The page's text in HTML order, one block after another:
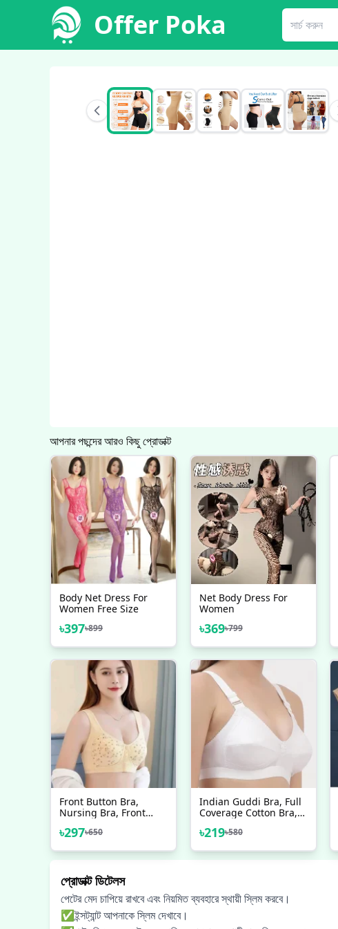
Offer Poka
আপনার পছন্দের আরও কিছু প্রোডাক্ট
Body Net Dress For
Women Free Size
৳397৳899
Net Body Dress For
Women
৳369৳799
Front Button Bra,
Nursing Bra, Front
Yoga Sports Bra, Pure
৳297৳650
Indian Guddi Bra, Full
Coverage Cotton Bra,
For Women, Ladies
৳219৳580
প্রোডাক্ট ডিটেলস
পেটের মেদ চাপিয়ে রাখবে এবং নিয়মিত ব্যবহারে স্থায়ী স্লিম করবে।
✅ইন্সট্যান্ট আপনাকে স্লিম দেখাবে।